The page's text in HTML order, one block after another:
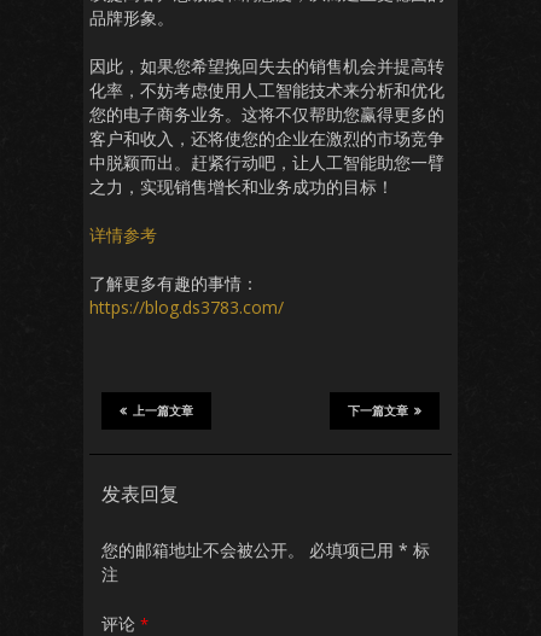
品牌形象。
因此，如果您希望挽回失去的销售机会并提高转
化率，不妨考虑使用人工智能技术来分析和优化
您的电子商务业务。这将不仅帮助您赢得更多的
客户和收入，还将使您的企业在激烈的市场竞争
中脱颖而出。赶紧行动吧，让人工智能助您一臂
之力，实现销售增长和业务成功的目标！
详情参考
了解更多有趣的事情：
https://blog.ds3783.com/
下一篇文章
上一篇文章
发表回复
您的邮箱地址不会被公开。 必填项已用 * 标
注
评论 *